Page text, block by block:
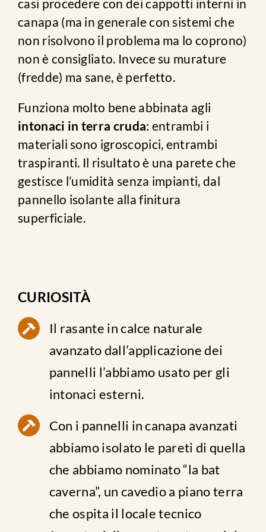
casi procedere con dei cappotti interni in
canapa (ma in generale con sistemi che
non risolvono il problema ma lo coprono)
non è consigliato. Invece su murature
(fredde) ma sane, è perfetto.
Funziona molto bene abbinata agli
intonaci in terra cruda: entrambi i
materiali sono igroscopici, entrambi
traspiranti. Il risultato è una parete che
gestisce l’umidità senza impianti, dal
pannello isolante alla finitura
superficiale.
CURIOSITÀ
Il rasante in calce naturale
avanzato dall’applicazione dei
pannelli l’abbiamo usato per gli
intonaci esterni.
Con i pannelli in canapa avanzati
abbiamo isolato le pareti di quella
che abbiamo nominato “la bat
caverna”, un cavedio a piano terra
che ospita il locale tecnico